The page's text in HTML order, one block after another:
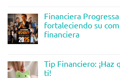
Financiera
fortaleciendo su
financiera
Tip Financiero:
ti!